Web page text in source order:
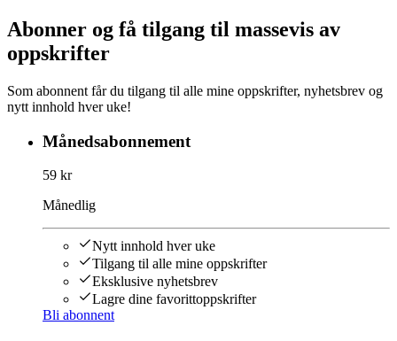
Abonner og få tilgang til massevis av
oppskrifter
Som abonnent får du tilgang til alle mine oppskrifter, nyhetsbrev og
nytt innhold hver uke!
Månedsabonnement
59 kr
Månedlig
Nytt innhold hver uke
Tilgang til alle mine oppskrifter
Eksklusive nyhetsbrev
Lagre dine favorittoppskrifter
Bli abonnent